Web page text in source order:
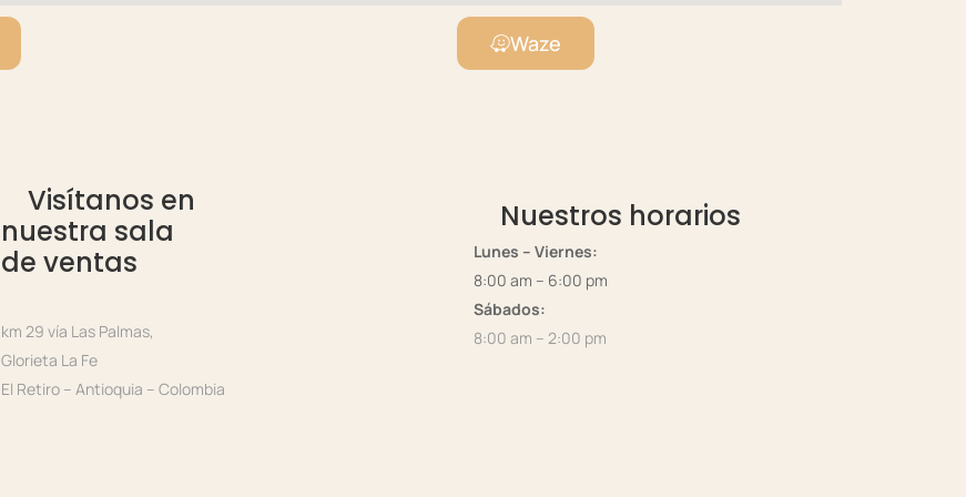
Waze
Visítanos en
nuestra sala
de ventas
km 29 vía Las Palmas,
Glorieta La Fe
El Retiro – Antioquia – Colombia
Nuestros horarios
Lunes – Viernes:
8:00 am – 6:00 pm
Sábados:
8:00 am – 2:00 pm